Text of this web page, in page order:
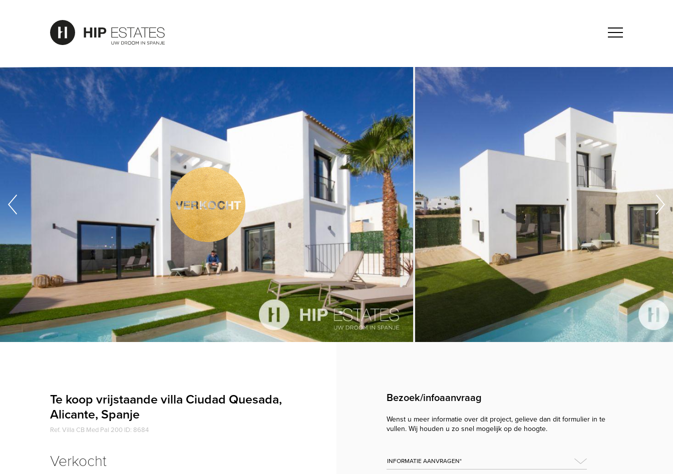
Te koop vrijstaande villa Ciudad Quesada,
Alicante, Spanje
Ref. Villa CB Med Pal 200 ID: 8684
Verkocht
Bezoek/infoaanvraag
Wenst u meer informatie over dit project, gelieve dan dit formulier in te
vullen. Wij houden u zo snel mogelijk op de hoogte.